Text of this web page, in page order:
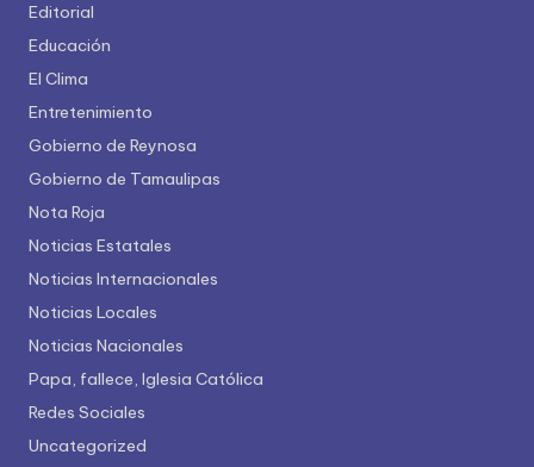
Editorial
Educación
El Clima
Entretenimiento
Gobierno de Reynosa
Gobierno de Tamaulipas
Nota Roja
Noticias Estatales
Noticias Internacionales
Noticias Locales
Noticias Nacionales
Papa, fallece, Iglesia Católica
Redes Sociales
Uncategorized